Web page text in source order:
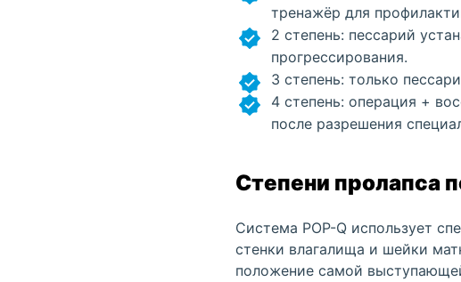
тренажёр для
2 степень: пессарий
прогрессирования.
3 степень: только
4 степень: операция +
после разрешения
Степени пролапса
Система POP-Q использует
стенки влагалища и шейки
положение самой